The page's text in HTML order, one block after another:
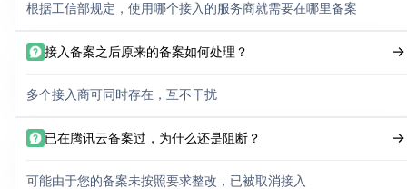
根据工信部规定，使用哪个接入的服务商就需要在哪里备案
接入备案之后原来的备案如何处理？
多个接入商可同时存在，互不干扰
已在腾讯云备案过，为什么还是阻断？
可能由于您的备案未按照要求整改，已被取消接入